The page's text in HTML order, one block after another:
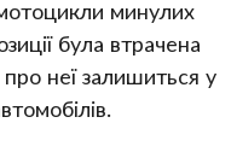
минулих
була втрачена
про неї залишиться у